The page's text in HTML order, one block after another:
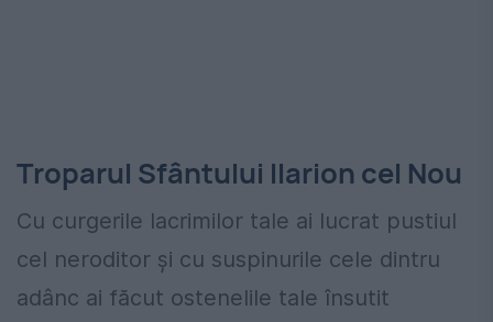
Troparul Sfântului Ilarion cel Nou
Cu curgerile lacrimilor tale ai lucrat pustiul
cel neroditor și cu suspinurile cele dintru
adânc ai făcut ostenelile tale însutit